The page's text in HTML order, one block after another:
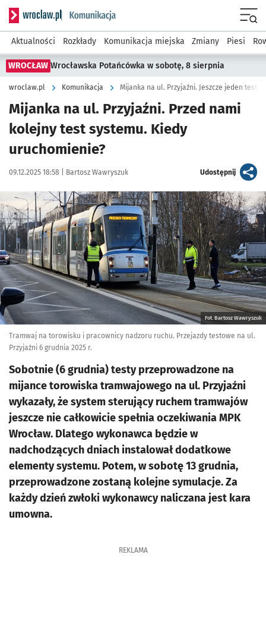
Serwis informacyjny wroclaw.pl podserwis: Komunikacja
Aktualności Rozkłady Komunikacja miejska Zmiany Piesi
WROCŁAW Wrocławska Potańcówka w sobotę, 8 sierpnia
wroclaw.pl Komunikacja Mijanka na ul. Przyjaźni. Jeszcze jeden test
Mijanka na ul. Przyjaźni. Przed nami
kolejny test systemu. Kiedy
uruchomienie?
Data publikacji:
09.12.2025 18:58 | Autor:
Bartosz Wawryszuk Udostępnijartykuł
Kliknij, aby powiększyć
Fot. Bartosz Wawryszuk
Tramwaj na torowisku i pracownicy nadzoru ruchu. Przejazdy testowe na ul.
Przyjaźni 6 grudnia 2025 r.
Sobotnie (6 grudnia) testy przeprowadzone na
mijance torowiska tramwajowego na ul. Przyjaźni
wykazały, że system sterujący ruchem tramwajów
jeszcze nie całkowicie spełnia oczekiwania MPK
Wrocław. Dlatego wykonawca będzie w
nadchodzących dniach instalował dodatkowe
elementy systemu. Potem, w sobotę 13 grudnia,
przeprowadzone zostaną kolejne symulacje. Za
każdy dzień zwłoki wykonawcy naliczana jest kara
umowna.
REKLAMA